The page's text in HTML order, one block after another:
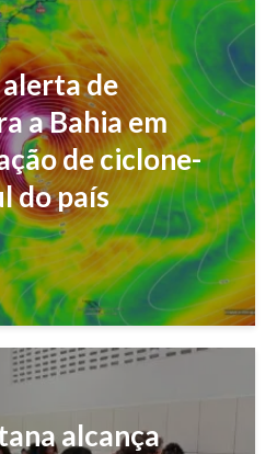
de
a Bahia em
de ciclone-
do país
alcança